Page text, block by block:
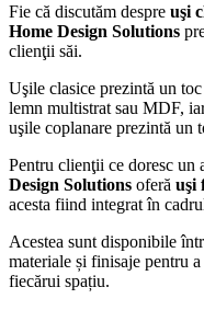
Fie că discutăm despre uşi
Home Design Solutions
clienţii săi.
Uşile clasice prezintă un
lemn multistrat sau MDF,
uşile coplanare prezintă un
Pentru clienţii ce doresc un
Design Solutions oferă uşi
acesta fiind integrat în
Acestea sunt disponibile
materiale și finisaje pentru
fiecărui spațiu.